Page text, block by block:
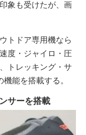
象も受けたが、画
トドア専用機なら
度・ジャイロ・圧
トレッキング・サ
能を搭載する。
サーを搭載